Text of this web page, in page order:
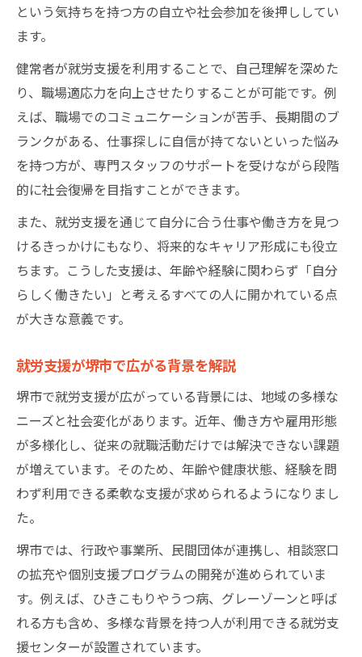
就労支援はグレーゾーンにも対応可能
障害者手帳なしの支援利用事例を紹介
ひきこもり経験者の就労支援活用ポイント
うつ病など心の不調にも寄り添う支援内容
就労支援A型とB型の違いを比較して解説
就労支援A型とB型の基本的な違いとは
就労支援A型は健常者に向いているのか
B型就労支援は健常者でも受けられる理由
負担度や働きやすさを比較した実際の声
ひきこもりやうつ病にも寄り添う就労支援の実
就労支援がひきこもりに与える変化と効果
うつ病傾向のある方の就労支援活用法
健常者が感じる就労支援利用時の安心感
グレーゾーン層も安心できる支援体制とは
就労移行支援で心の壁を乗り越えるコツ
自分に合った就労支援を堺市で見つけるための
就労支援を選ぶ際の重要なチェックポイン
ト
健常者が堺市で納得できる就労支援探し方
グレーゾーンやうつ病にも対応する選択法
という気持ちを持つ方の自立や社会参加を後押ししてい
ます。
健常者が就労支援を利用することで、自己理解を深めた
り、職場適応力を向上させたりすることが可能です。例
えば、職場でのコミュニケーションが苦手、長期間のブ
ランクがある、仕事探しに自信が持てないといった悩み
を持つ方が、専門スタッフのサポートを受けながら段階
的に社会復帰を目指すことができます。
また、就労支援を通じて自分に合う仕事や働き方を見つ
けるきっかけにもなり、将来的なキャリア形成にも役立
ちます。こうした支援は、年齢や経験に関わらず「自分
らしく働きたい」と考えるすべての人に開かれている点
が大きな意義です。
就労支援が堺市で広がる背景を解説
堺市で就労支援が広がっている背景には、地域の多様な
ニーズと社会変化があります。近年、働き方や雇用形態
が多様化し、従来の就職活動だけでは解決できない課題
が増えています。そのため、年齢や健康状態、経験を問
わず利用できる柔軟な支援が求められるようになりまし
た。
堺市では、行政や事業所、民間団体が連携し、相談窓口
の拡充や個別支援プログラムの開発が進められていま
す。例えば、ひきこもりやうつ病、グレーゾーンと呼ば
れる方も含め、多様な背景を持つ人が利用できる就労支
援センターが設置されています。